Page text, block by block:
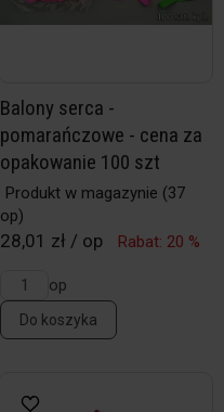
Balony serca -
pomarańczowe - cena za
opakowanie 100 szt
Produkt w magazynie (37
op)
28,01 zł / op Rabat: 20 %
op
Do koszyka